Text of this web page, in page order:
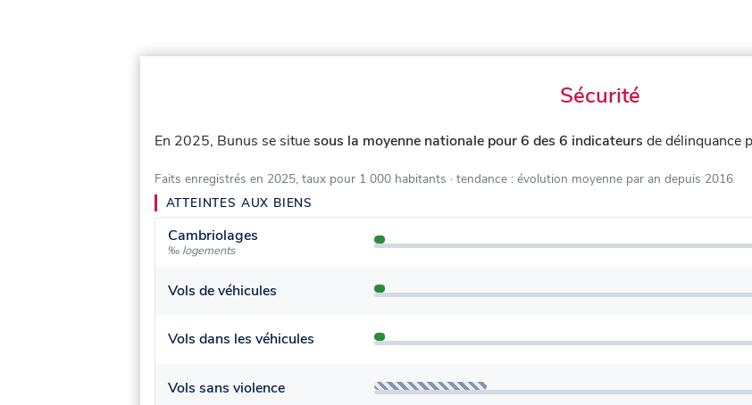
Sécurité
En 2025, Bunus se situesous la moyenne nationale pour 6 des 6 indicateurs de délinquance
Faits enregistrés en 2025, taux pour 1 000 habitants · tendance : évolution moyenne par an depuis 2016
ATTEINTES AUX BIENS
Cambriolages
‰ logements
Vols de véhicules
Vols dans les véhicules
Vols sans violence